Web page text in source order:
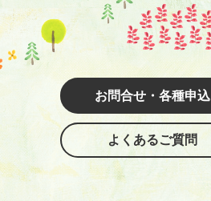
お問合せ・各種申込
よくあるご質問